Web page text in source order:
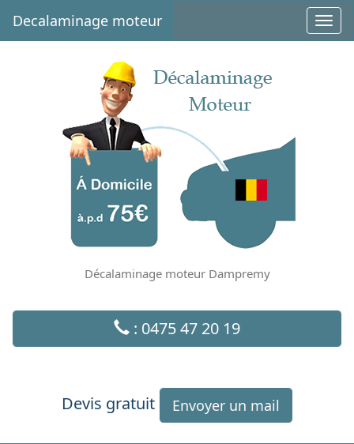
Decalaminage moteur
Décalaminage moteur Dampremy
: 0475 47 20 19
Devis gratuit Envoyer un mail